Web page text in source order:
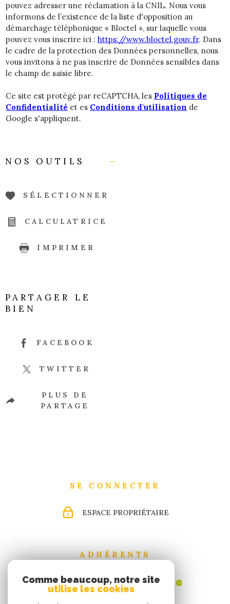
pouvez adresser une réclamation à la CNIL. Nous vous
informons de l’existence de la liste d'opposition au
démarchage téléphonique « Bloctel », sur laquelle vous
pouvez vous inscrire ici : https://www.bloctel.gouv.fr. Dans
le cadre de la protection des Données personnelles, nous
vous invitons à ne pas inscrire de Données sensibles dans
le champ de saisie libre.
Ce site est protégé par reCAPTCHA, les Politiques de
Confidentialité et es Conditions d'utilisation de
Google s'appliquent.
NOS OUTILS
SÉLECTIONNER
CALCULATRICE
IMPRIMER
PARTAGER LE
BIEN
FACEBOOK
TWITTER
PLUS DE
PARTAGE
SE CONNECTER
ESPACE PROPRIÉTAIRE
ADHÉRENTS
Comme beaucoup, notre site
utilise les cookies